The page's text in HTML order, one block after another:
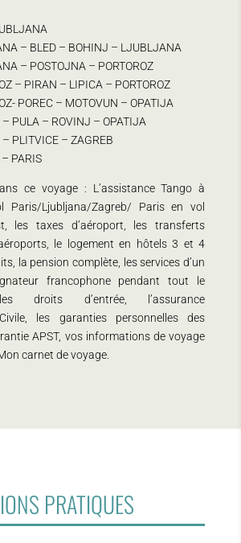
– BLED – BOHINJ – LJUBLJANA
– POSTOJNA – PORTOROZ
– PIRAN – LIPICA – PORTOROZ
POREC – MOTOVUN – OPATIJA
PULA – ROVINJ – OPATIJA
PLITVICE – ZAGREB
PARIS
ce voyage : L’assistance Tango à
Paris/Ljubljana/Zagreb/ Paris en vol
les taxes d’aéroport, les transferts
le logement en hôtels 3 et 4
la pension complète, les services d’un
francophone pendant tout le
droits d’entrée, l’assurance
les garanties personnelles des
APST, vos informations de voyage
carnet de voyage.
PRATIQUES